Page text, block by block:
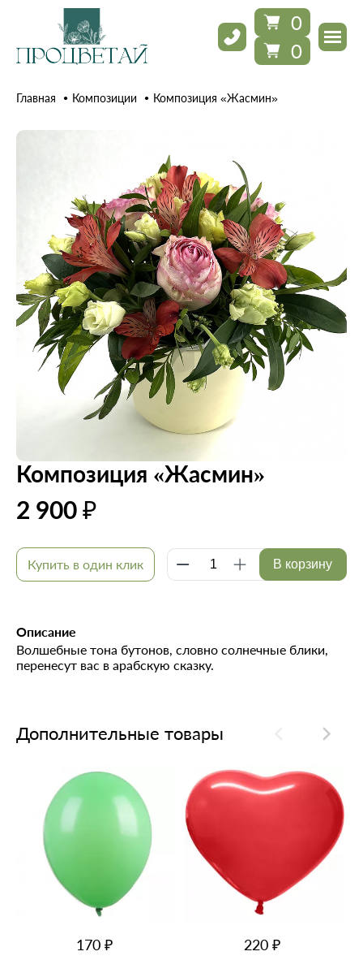
0
0
Главная Композиции Композиция «Жасмин»
Композиция «Жасмин»
2 900 ₽
Купить в один клик В корзину
Описание
Волшебные тона бутонов, словно солнечные блики,
перенесут вас в арабскую сказку.
Дополнительные товары
170 ₽ 220 ₽